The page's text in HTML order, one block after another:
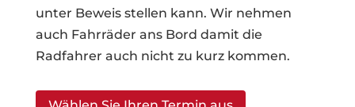
unter Beweis stellen kann. Wir nehmen
auch Fahrräder ans Bord damit die
Radfahrer auch nicht zu kurz kommen.